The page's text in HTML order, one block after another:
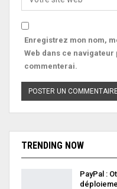
Enregistrez mon nom,
Web dans ce
commenterai.
TRENDING NOW
PayPal :